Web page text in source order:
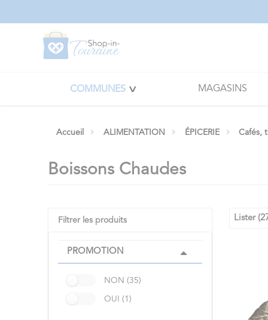
COMMUNES MAGASINS
Accueil ALIMENTATION ÉPICERIE Cafés,
Boissons Chaudes
Filtrer les produits
PROMOTION
NON (35)
OUI (1)
Lister